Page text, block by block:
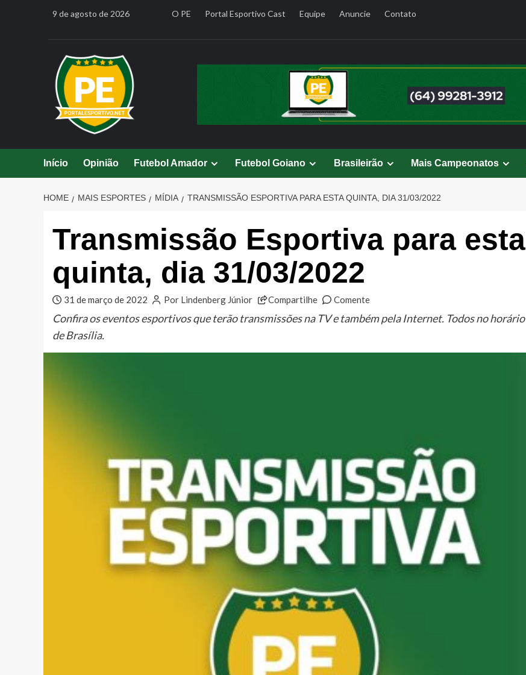
9 de agosto de 2026 O PE Portal Esportivo Cast Equipe Anuncie Contato
Início Opinião Futebol Amador Futebol Goiano Brasileirão Mais Campeonatos
HOME MAIS ESPORTES MÍDIA TRANSMISSÃO ESPORTIVA PARA ESTA QUINTA, DIA 31/03/2022
Transmissão Esportiva para esta
quinta, dia 31/03/2022
31 de março de 2022 Por Lindenberg Júnior Compartilhe Comente
Confira os eventos esportivos que terão transmissões na TV e também pela Internet. Todos no horário
de Brasília.